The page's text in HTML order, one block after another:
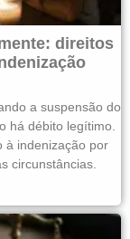
direitos
a suspensão do
há débito legítimo.
à indenização por
circunstâncias.